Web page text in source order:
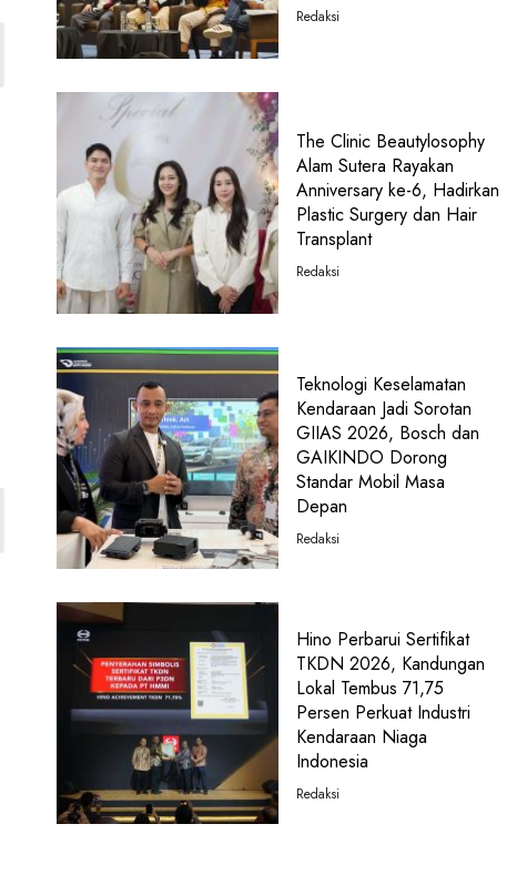
Redaksi
The Clinic Beautylosophy
Alam Sutera Rayakan
Anniversary ke-6, Hadirkan
Plastic Surgery dan Hair
Transplant
Redaksi
Teknologi Keselamatan
Kendaraan Jadi Sorotan
GIIAS 2026, Bosch dan
GAIKINDO Dorong
Standar Mobil Masa
Depan
Redaksi
Hino Perbarui Sertifikat
TKDN 2026, Kandungan
Lokal Tembus 71,75
Persen Perkuat Industri
Kendaraan Niaga
Indonesia
Redaksi